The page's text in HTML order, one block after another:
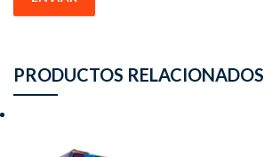
PRODUCTOS RELACIONADOS